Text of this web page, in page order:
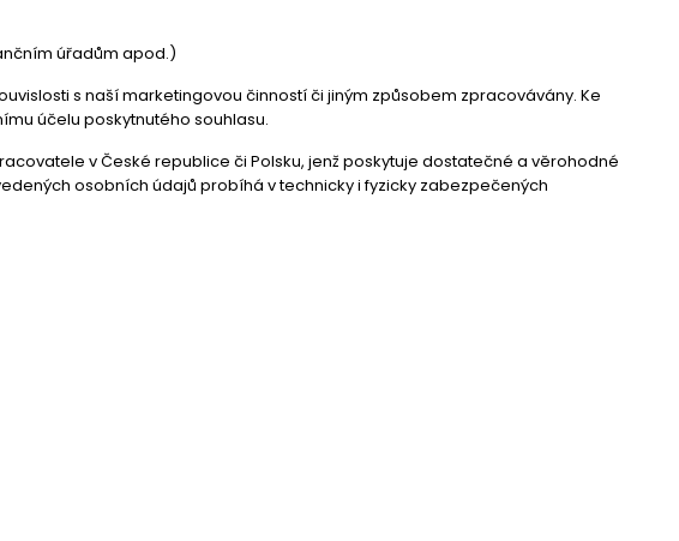
úřadům apod.)
s naší marketingovou činností či jiným způsobem zpracovávány. Ke
účelu poskytnutého souhlasu.
v České republice či Polsku, jenž poskytuje dostatečné a věrohodné
osobních údajů probíhá v technicky i fyzicky zabezpečených